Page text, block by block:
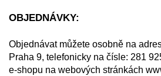
OBJEDNÁVKY:
Objednávat můžete osobně na
Praha 9, telefonicky na čísle: 281
e-shopu na webových stránkách